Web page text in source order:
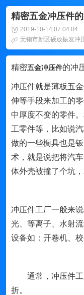
精密五金冲压件
2019-10-14 07:04:04
无锡市新区硕放振发冲
精密五金冲压件的冲
冲压件就是薄板五
伸等手段来加工的
中厚度不变的零件
工零件等，比如说
做的一些橱具也是
术，就是说把将汽
体外壳被撞了个坑
冲压件工厂一般来
光、等离子、水射
设备如：开卷机、
通常，冲压件工
折。